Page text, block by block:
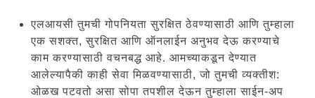
एलआयसी तुमची गोपनियता सुरक्षित ठेवण्यासाठी आणि तुम्हाला
एक सशक्त, सुरक्षित आणि ऑनलाईन अनुभव देऊ करण्याचे
काम करण्यासाठी वचनबद्ध आहे. आमच्याकडून देण्यात
आलेल्यापैकी काही सेवा मिळवण्यासाठी, जो तुमची व्यक्तीश:
ओळख पटवतो असा सोपा तपशील देऊन तुम्हाला साईन-अप